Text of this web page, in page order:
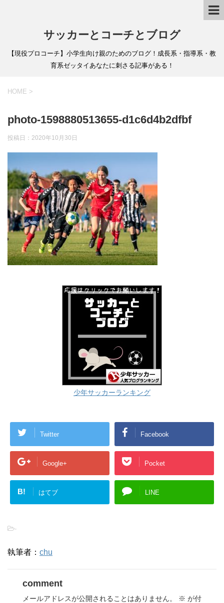
サッカーとコーチとブログ
【現役プロコーチ】小学生向け親のためのブログ！成長系・指導系・教
育系ゼッタイあなたに刺さる記事がある！
HOME >
photo-1598880513655-d1c6d4b2dfbf
投稿日： 2020年10月30日
少年サッカーランキング
Twitter Facebook
Google+ Pocket
B! はてブ LINE
-
執筆者： chu
comment
メールアドレスが公開されることはありません。 ※ が付